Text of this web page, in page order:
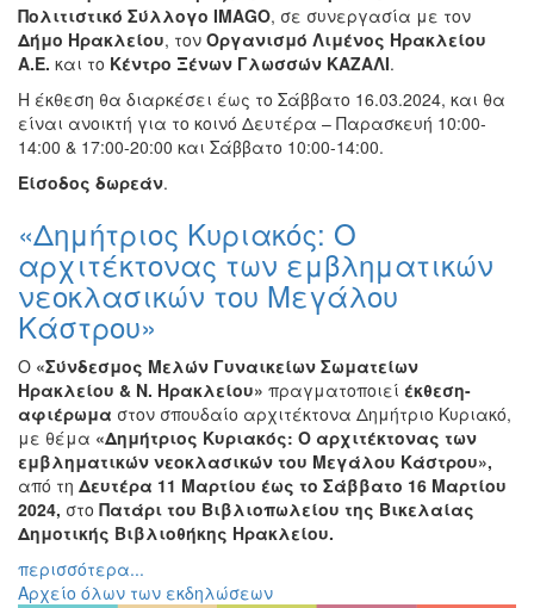
για
Παιδιά
Άλλες
Εκδηλώσεις
ΤΟΠΟΣ
ΜΑΣ
ΔΗΜΟΣ
ΠΟΛΙΤΙΣΜΟΣ
ΑΝΘΕΚΤΙΚΗ
ΠΟΛΗ
Πολιτιστικό Σύλλογο IMAGO, σε συνεργασία με τον
Δήμο Ηρακλείου, τον Οργανισμό Λιμένος Ηρακλείου
Α.Ε. και το Κέντρο Ξένων Γλωσσών ΚΑΖΑΛΙ.
Η έκθεση θα διαρκέσει έως το Σάββατο 16.03.2024, και θα
είναι ανοικτή για το κοινό Δευτέρα – Παρασκευή 10:00-
14:00 & 17:00-20:00 και Σάββατο 10:00-14:00.
Είσοδος δωρεάν.
«Δημήτριος Κυριακός: Ο
αρχιτέκτονας των εμβληματικών
νεοκλασικών του Μεγάλου
Κάστρου»
Ο «Σύνδεσμος Μελών Γυναικείων Σωματείων
Ηρακλείου & Ν. Ηρακλείου» πραγματοποιεί έκθεση-
αφιέρωμα στον σπουδαίο αρχιτέκτονα Δημήτριο Κυριακό,
με θέμα «Δημήτριος Κυριακός: Ο αρχιτέκτονας των
εμβληματικών νεοκλασικών του Μεγάλου Κάστρου»,
από τη Δευτέρα 11 Μαρτίου έως το Σάββατο 16 Μαρτίου
2024, στο Πατάρι του Βιβλιοπωλείου της Βικελαίας
Δημοτικής Βιβλιοθήκης Ηρακλείου.
περισσότερα...
Αρχείο όλων των εκδηλώσεων